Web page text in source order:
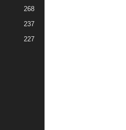
268
237
227